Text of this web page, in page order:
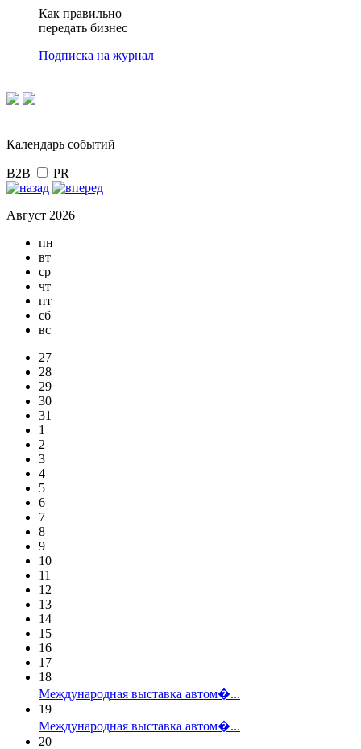
Как правильно
передать бизнес
Подписка на журнал
Календарь событий
B2B PR
Август 2026
пн
вт
ср
чт
пт
сб
вс
27
28
29
30
31
1
2
3
4
5
6
7
8
9
10
11
12
13
14
15
16
17
18
Международная выставка автом�...
19
Международная выставка автом�...
20